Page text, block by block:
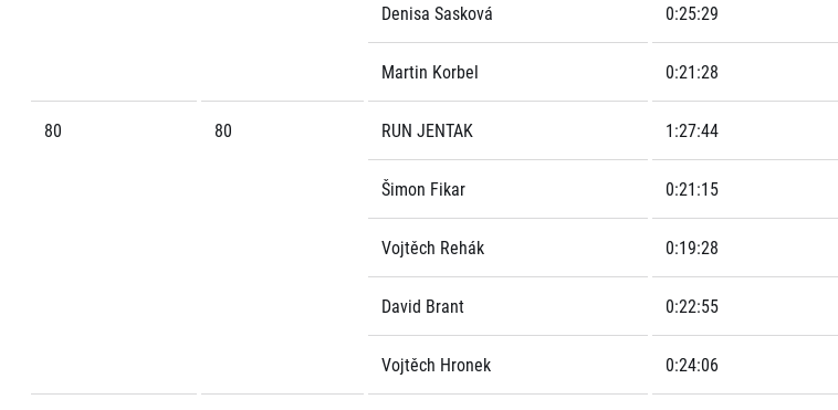
Denisa Sasková 0:25:29
Martin Korbel 0:21:28
80 80 RUN JENTAK 1:27:44
Šimon Fikar 0:21:15
Vojtěch Rehák 0:19:28
David Brant 0:22:55
Vojtěch Hronek 0:24:06